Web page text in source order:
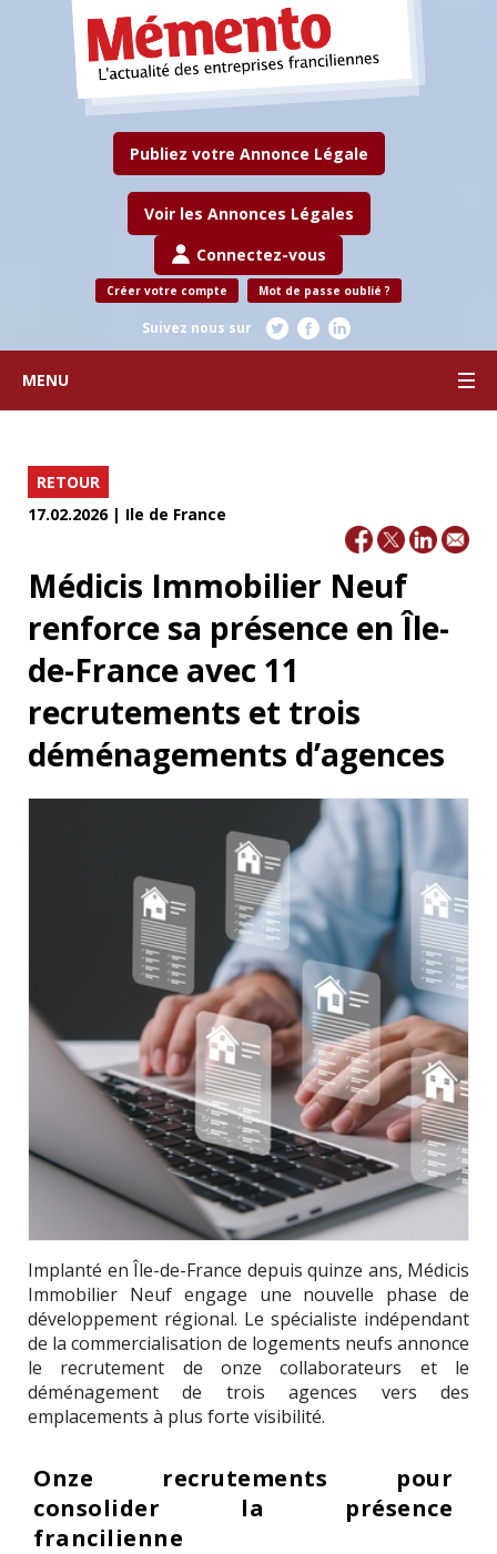
Publiez votre Annonce Légale
Voir les Annonces Légales
Connectez-vous
Créer votre compte Mot de passe oublié ?
Suivez nous sur
MENU
RETOUR
17.02.2026 | Ile de France
Médicis Immobilier Neuf
renforce sa présence en Île-
de-France avec 11
recrutements et trois
déménagements d’agences
Implanté en Île-de-France depuis quinze ans, Médicis
Immobilier Neufengage une nouvelle phase de
développement régional. Le spécialiste indépendant
de la commercialisation de logements neufs annonce
le recrutement de onze collaborateurs et le
déménagement de trois agences vers des
emplacements à plus forte visibilité.
Onze recrutements pour
consolider la présence
francilienne